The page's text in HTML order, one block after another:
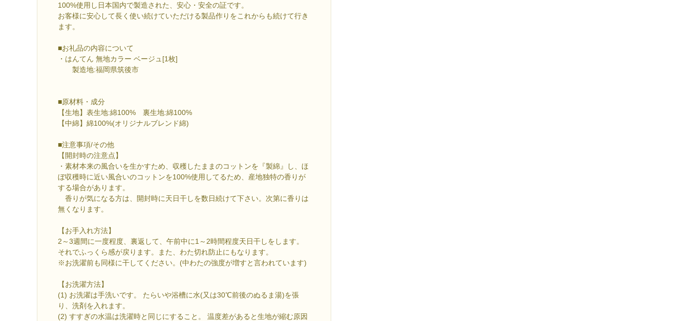
100%使用し日本国内で製造された、安心・安全の証です。
お客様に安心して長く使い続けていただける製品作りをこれからも続けて行き
ます。
■お礼品の内容について
・はんてん 無地カラー ベージュ[1枚]
製造地:福岡県筑後市
■原材料・成分
【生地】表生地:綿100% 裏生地:綿100%
【中綿】綿100%(オリジナルブレンド綿)
■注意事項/その他
【開封時の注意点】
・素材本来の風合いを生かすため、収穫したままのコットンを『製綿』し、ほ
ぼ収穫時に近い風合いのコットンを100%使用してるため、産地独特の香りが
する場合があります。
香りが気になる方は、開封時に天日干しを数日続けて下さい。次第に香りは
無くなります。
【お手入れ方法】
2～3週間に一度程度、裏返して、午前中に1～2時間程度天日干しをします。
それでふっくら感が戻ります。また、わた切れ防止にもなります。
※お洗濯前も同様に干してください。(中わたの強度が増すと言われています)
【お洗濯方法】
(1) お洗濯は手洗いです。 たらいや浴槽に水(又は30℃前後のぬるま湯)を張
り、洗剤を入れます。
(2) すすぎの水温は洗濯時と同じにすること。 温度差があると生地が縮む原因